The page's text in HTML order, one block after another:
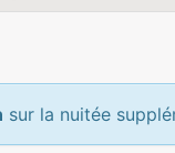
sur la nuitée